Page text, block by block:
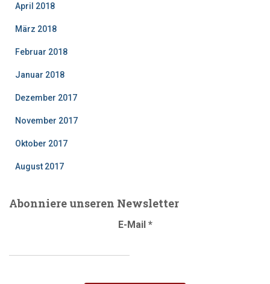
April 2018
März 2018
Februar 2018
Januar 2018
Dezember 2017
November 2017
Oktober 2017
August 2017
Abonniere unseren Newsletter
E-Mail *